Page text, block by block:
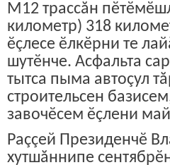
М12 трассăн
километр) 318
ӗçлесе ӗлкӗрни те
шутӗнче. Асфальта
тытса пыма автоçул
строительсен
завочӗсем ӗçлени
Раççей Президенчӗ
хутшăннипе